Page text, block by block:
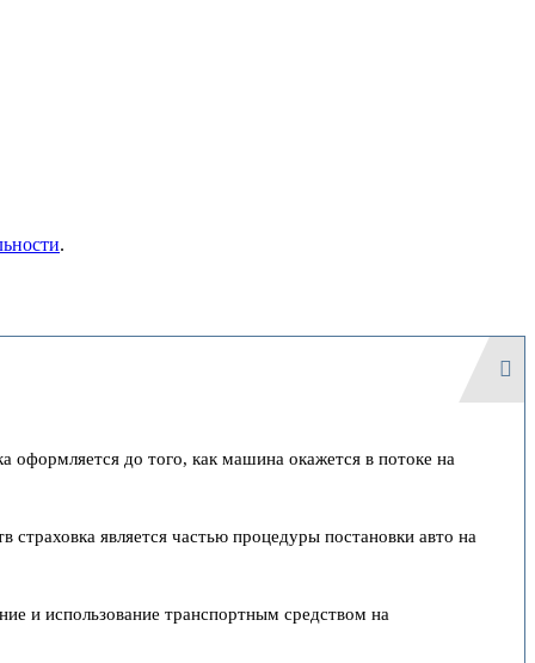
.
до того, как машина окажется в потоке на
является частью процедуры постановки авто на
и использование транспортным средством на